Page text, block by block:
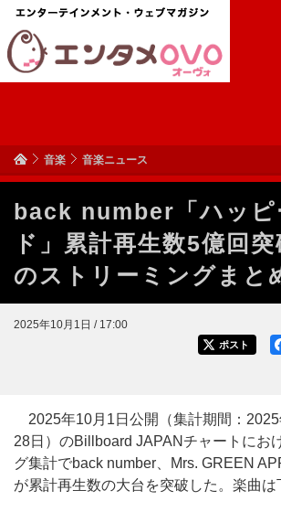
音楽 音楽ニュース
back number「ハッピ
ド」累計再生数5億回
のストリーミングまと
2025年10月1日 / 17:00
ポスト
2025年10月1日公開（集計期間：
28日）のBillboard JAPANチャートにお
グ集計でback number、Mrs. GREEN
が累計再生数の大台を突破した。楽曲は